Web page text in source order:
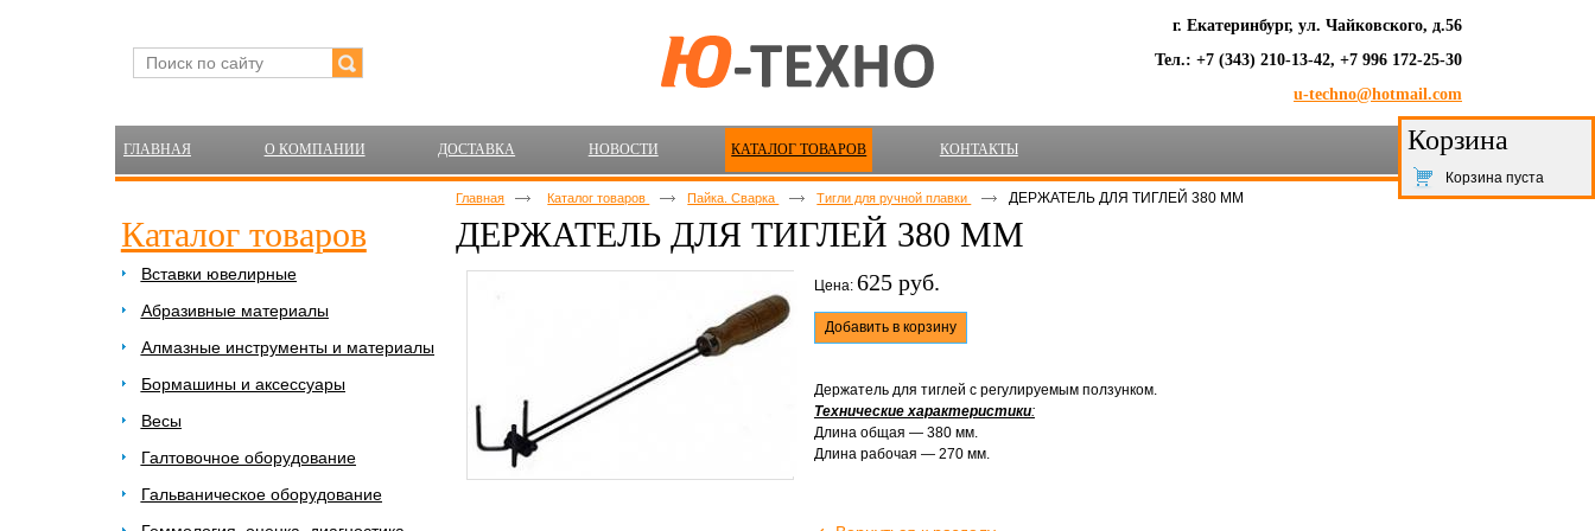
г. Екатеринбург, ул. Чайковского, д.56
Тел.: +7 (343) 210-13-42, +7 996 172-25-30
u-techno@hotmail.com
ГЛАВНАЯ О КОМПАНИИ ДОСТАВКА НОВОСТИ КАТАЛОГ ТОВАРОВ КОНТАКТЫ
Каталог товаров
Вставки ювелирные
Абразивные материалы
Алмазные инструменты и материалы
Бормашины и аксессуары
Весы
Галтовочное оборудование
Гальваническое оборудование
Корзина
Корзина пуста
Главная Каталог товаров Пайка. Сварка Тигли для ручной плавки ДЕРЖАТЕЛЬ ДЛЯ ТИГЛЕЙ 380 ММ
ДЕРЖАТЕЛЬ ДЛЯ ТИГЛЕЙ 380 ММ
Цена: 625 руб.
Добавить в корзину
Держатель для тиглей с регулируемым ползунком.
Технические характеристики:
Длина общая — 380 мм.
Длина рабочая — 270 мм.